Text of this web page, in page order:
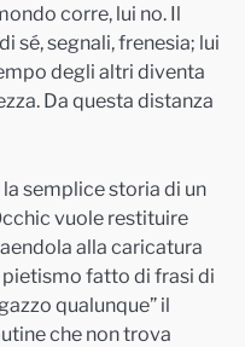
corre, lui no. Il
sé, segnali, frenesia; lui
degli altri diventa
Da questa distanza
la semplice storia di un
vuole restituire
alla caricatura
pietismo fatto di frasi di
qualunque” il
che non trova